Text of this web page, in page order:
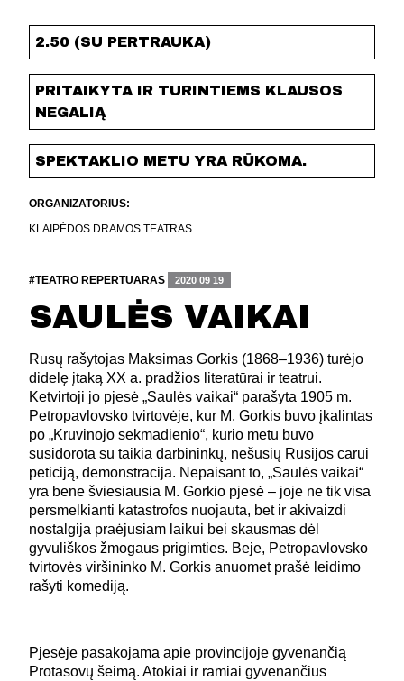
2.50 (SU PERTRAUKA)
PRITAIKYTA IR TURINTIEMS KLAUSOS
NEGALIĄ
SPEKTAKLIO METU YRA RŪKOMA.
ORGANIZATORIUS:
KLAIPĖDOS DRAMOS TEATRAS
#TEATRO REPERTUARAS 2020 09 19
SAULĖS VAIKAI
Rusų rašytojas Maksimas Gorkis (1868–1936) turėjo
didelę įtaką XX a. pradžios literatūrai ir teatrui.
Ketvirtoji jo pjesė „Saulės vaikai“ parašyta 1905 m.
Petropavlovsko tvirtovėje, kur M. Gorkis buvo įkalintas
po „Kruvinojo sekmadienio“, kurio metu buvo
susidorota su taikia darbininkų, nešusių Rusijos carui
peticiją, demonstracija. Nepaisant to, „Saulės vaikai“
yra bene šviesiausia M. Gorkio pjesė – joje ne tik visa
persmelkianti katastrofos nuojauta, bet ir akivaizdi
nostalgija praėjusiam laikui bei skausmas dėl
gyvuliškos žmogaus prigimties. Beje, Petropavlovsko
tvirtovės viršininko M. Gorkis anuomet prašė leidimo
rašyti komediją.
Pjesėje pasakojama apie provincijoje gyvenančią
Protasovų šeimą. Atokiai ir ramiai gyvenančius